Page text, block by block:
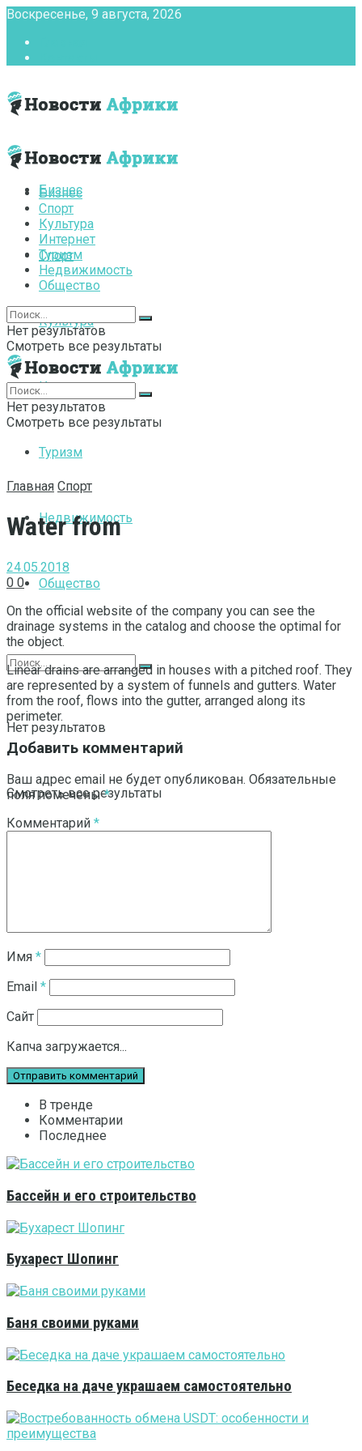
Воскресенье, 9 августа, 2026
Бизнес
Спорт
Культура
Интернет
Туризм
Недвижимость
Общество
Нет результатов
Смотреть все результаты
Бизнес
Спорт
Культура
Интернет
Туризм
Недвижимость
Общество
Нет результатов
Смотреть все результаты
Нет результатов
Смотреть все результаты
Главная Спорт
Water from
24.05.2018
0 0
On the official website of the company you can see the
drainage systems in the catalog and choose the optimal for
the object.
Linear drains are arranged in houses with a pitched roof. They
are represented by a system of funnels and gutters. Water
from the roof, flows into the gutter, arranged along its
perimeter.
Добавить комментарий
Ваш адрес email не будет опубликован. Обязательные
поля помечены*
Комментарий *
Имя *
Email *
Сайт
Капча загружается...
В тренде
Комментарии
Последнее
Бассейн и его строительство
Бухарест Шопинг
Баня своими руками
Беседка на даче украшаем самостоятельно